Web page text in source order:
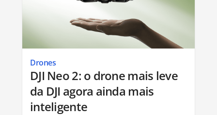
Drones
DJI Neo 2: o drone mais leve
da DJI agora ainda mais
inteligente